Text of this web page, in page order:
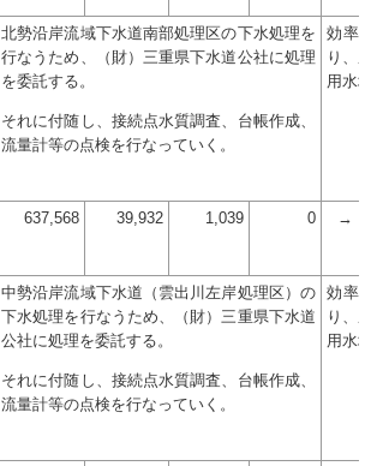
北勢沿岸流域下水道南部処理区の下水処理を
行なうため、（財）三重県下水道公社に処理
を委託する。
それに付随し、接続点水質調査、台帳作成、
流量計等の点検を行なっていく。
効率
り、
用水
637,568 39,932 1,039 0 →
中勢沿岸流域下水道（雲出川左岸処理区）の
下水処理を行なうため、（財）三重県下水道
公社に処理を委託する。
それに付随し、接続点水質調査、台帳作成、
流量計等の点検を行なっていく。
効率
り、
用水